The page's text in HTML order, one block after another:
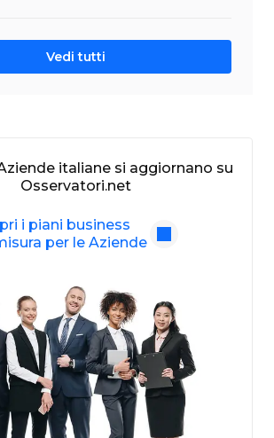
Vedi tutti
italiane si aggiornano su
Osservatori.net
i piani business
per le Aziende